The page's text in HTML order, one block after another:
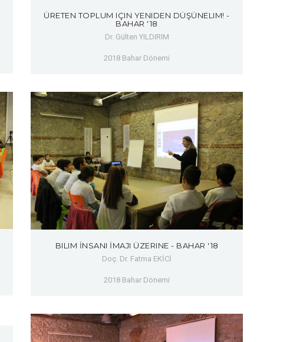
ÜRETEN TOPLUM IÇIN YENIDEN DÜŞÜNELIM! -
BAHAR '18
Dr. Gülten YILDIRIM
2018 Bahar Dönemi
BILIM İNSANI İMAJI ÜZERINE - BAHAR '18
Doç. Dr. Fatma EKİCİ
2018 Bahar Dönemi